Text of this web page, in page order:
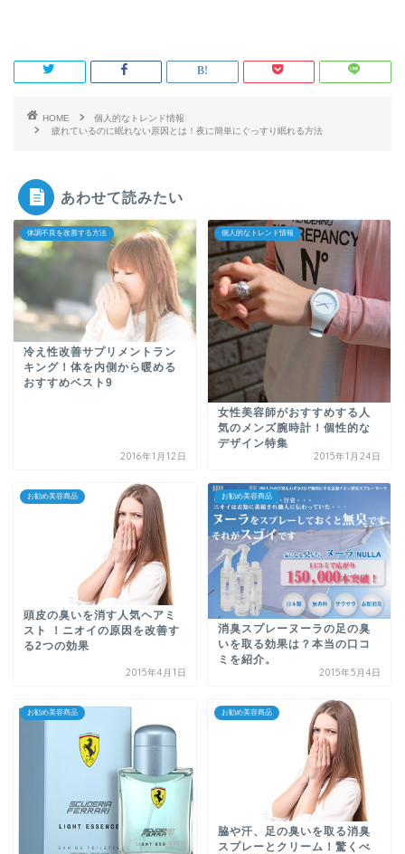
HOME
個人的なトレンド情報
疲れているのに眠れない原因とは！夜に簡単にぐっすり眠れる方法
あわせて読みたい
体調不良を改善する方法
冷え性改善サプリメントラン
キング！体を内側から暖める
おすすめベスト9
2016年1月12日
個人的なトレンド情報
女性美容師がおすすめする人
気のメンズ腕時計！個性的な
デザイン特集
2015年1月24日
お勧め美容商品
頭皮の臭いを消す人気ヘアミ
スト ！ニオイの原因を改善す
る2つの効果
2015年4月1日
お勧め美容商品
消臭スプレーヌーラの足の臭
いを取る効果は？本当の口コ
ミを紹介。
2015年5月4日
お勧め美容商品 お勧め美容商品
脇や汗、足の臭いを取る消臭
スプレーとクリーム！驚くべ